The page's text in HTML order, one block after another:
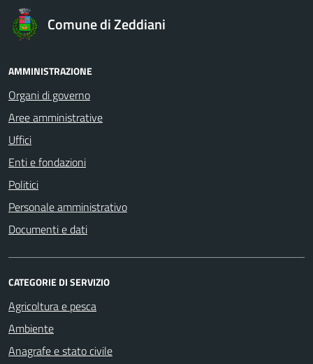
Comune di Zeddiani
AMMINISTRAZIONE
Organi di governo
Aree amministrative
Uffici
Enti e fondazioni
Politici
Personale amministrativo
Documenti e dati
CATEGORIE DI SERVIZIO
Agricoltura e pesca
Ambiente
Anagrafe e stato civile